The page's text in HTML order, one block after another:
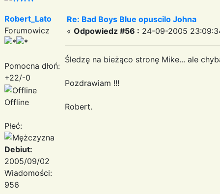
Robert_Lato
Forumowicz
Pomocna dłoń:
+22/-0
Offline
Płeć:
Debiut:
2005/09/02
Wiadomości:
956
Re: Bad Boys Blue opuscilo Johna
« Odpowiedz #56 : 24-09-2005
Śledzę na bieżąco stronę Mike... ale
Pozdrawiam !!!
Robert.